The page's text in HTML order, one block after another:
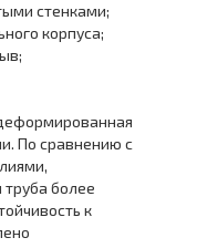
стенками;
корпуса;
По сравнению с
более
к